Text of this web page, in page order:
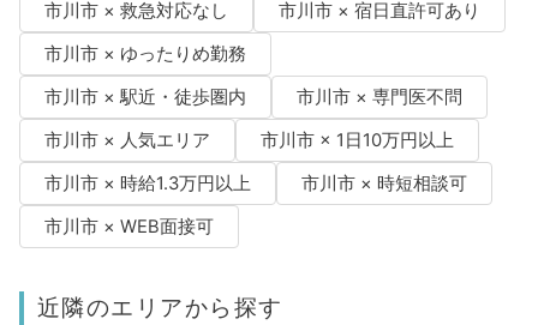
市川市 × 救急対応なし
市川市 × 宿日直許可あり
市川市 × ゆったりめ勤務
市川市 × 駅近・徒歩圏内
市川市 × 専門医不問
市川市 × 人気エリア
市川市 × 1日10万円以上
市川市 × 時給1.3万円以上
市川市 × 時短相談可
市川市 × WEB面接可
近隣のエリアから探す